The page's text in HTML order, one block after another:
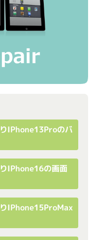
iPhone13Proのバ
iPhone16の画面
iPhone15ProMax